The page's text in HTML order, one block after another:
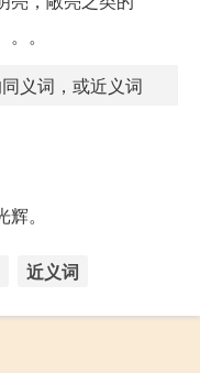
。
义词，或近义词
。
近义词